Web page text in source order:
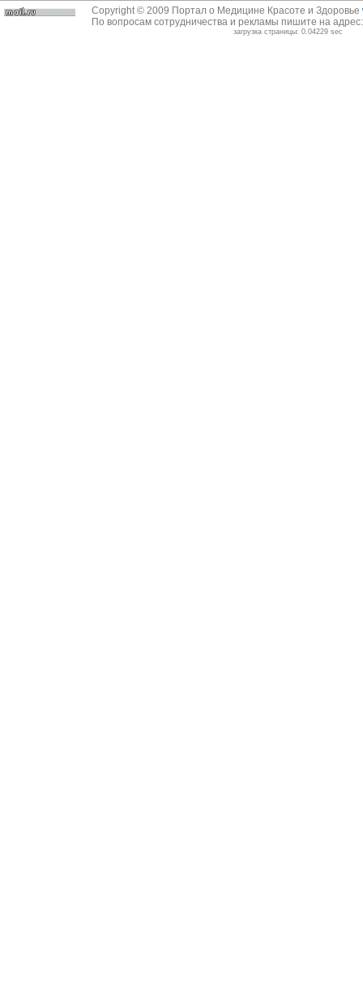
Copyright © 2009 Портал о Медицине Красоте и Здоровье
По вопросам сотрудничества и рекламы пишите на
загрузка страницы: 0.04229 sec